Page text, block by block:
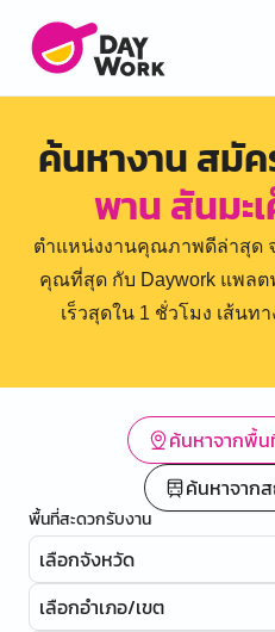
ค้นหางาน สมัค
พาน สันมะ
ตำแหน่งงานคุณภาพดีล่าสุด
คุณที่สุด กับ Daywork แพล
เร็วสุดใน 1 ชั่วโมง เส้น
ค้นหาจากพื้น
ค้นหาจาก
พื้นที่สะดวกรับงาน
เลือกจังหวัด
เลือกอำเภอ/เขต